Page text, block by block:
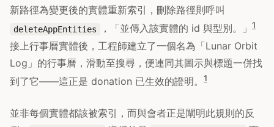
新路徑為變更後的實體重新索引，刪除路徑則呼叫
deleteAppEntities ，「並傳入該實體的 id 與型別。」 1
接上行事曆實體後，工程師建立了一個名為「Lunar Orbit
Log」的行事曆，滑動至搜尋，便連同其圖示與標題一併找
到了它——這正是 donation 已生效的證明。
1
並非每個實體都該被索引，而與會者正是闡明此規則的反